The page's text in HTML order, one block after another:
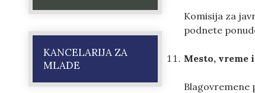
KANCELARIJA ZA
MLADE
Komisija za
podnete
Mesto, vreme i
Blagovremene